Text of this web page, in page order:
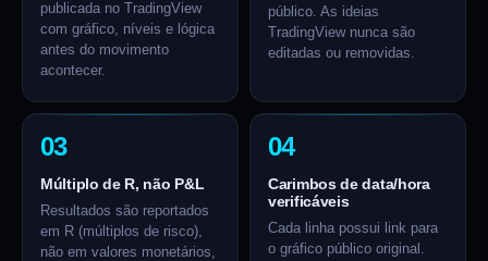
publicada no TradingView
com gráfico, níveis e lógica
antes do movimento
acontecer.
público. As ideias
TradingView nunca são
editadas ou removidas.
03
Múltiplo de R, não P&L
Resultados são reportados
em R (múltiplos de risco),
não em valores monetários,
04
Carimbos de data/hora
verificáveis
Cada linha possui link para
o gráfico público original.